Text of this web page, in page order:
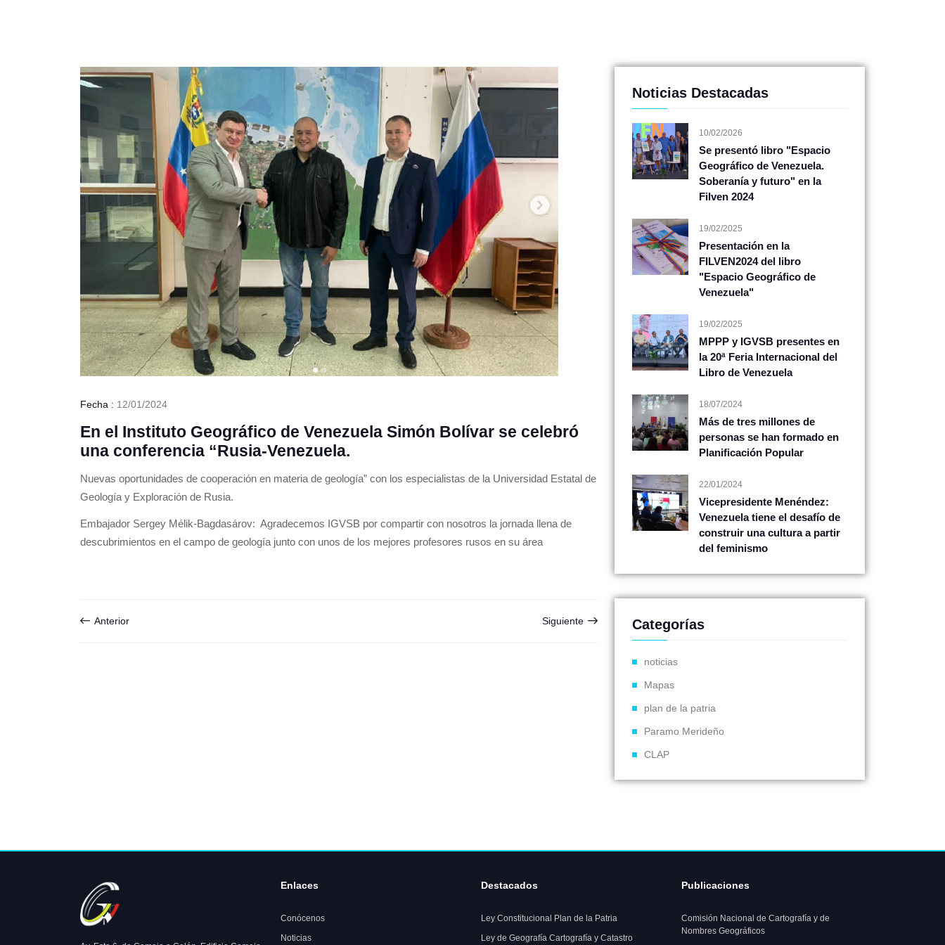
Fecha : 12/01/2024
En el Instituto Geográfico de Venezuela Simón Bolívar se celebró
una conferencia “Rusia-Venezuela.
Nuevas oportunidades de cooperación en materia de geología” con los especialistas de la Universidad Estatal de
Geología y Exploración de Rusia.
Embajador Sergey Mélik-Bagdasárov: Agradecemos IGVSB por compartir con nosotros la jornada llena de
descubrimientos en el campo de geología junto con unos de los mejores profesores rusos en su área
Anterior Siguiente
Noticias Destacadas
10/02/2026
Se presentó libro "Espacio
Geográfico de Venezuela.
Soberanía y futuro" en la
Filven 2024
19/02/2025
Presentación en la
FILVEN2024 del libro
"Espacio Geográfico de
Venezuela"
19/02/2025
MPPP y IGVSB presentes en
la 20ª Feria Internacional del
Libro de Venezuela
18/07/2024
Más de tres millones de
personas se han formado en
Planificación Popular
22/01/2024
Vicepresidente Menéndez:
Venezuela tiene el desafío de
construir una cultura a partir
del feminismo
Categorías
noticias
Mapas
plan de la patria
Paramo Merideño
CLAP
Enlaces
Conócenos
Noticias
Destacados
Ley Constitucional Plan de la Patria
Ley de Geografía Cartografía y Catastro
Publicaciones
Comisión Nacional de Cartografía y de
Nombres Geográficos